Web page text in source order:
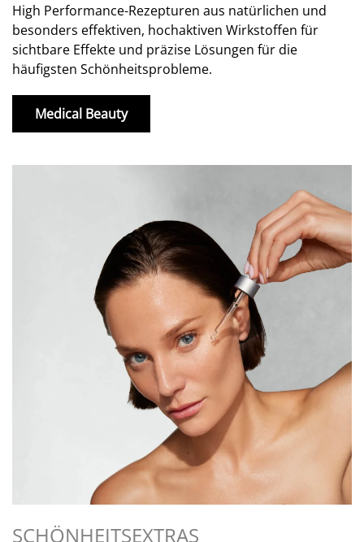
High Performance-Rezepturen aus natürlichen und
besonders effektiven, hochaktiven Wirkstoffen für
sichtbare Effekte und präzise Lösungen für die
häufigsten Schönheitsprobleme.
Medical Beauty
SCHÖNHEITSEXTRAS